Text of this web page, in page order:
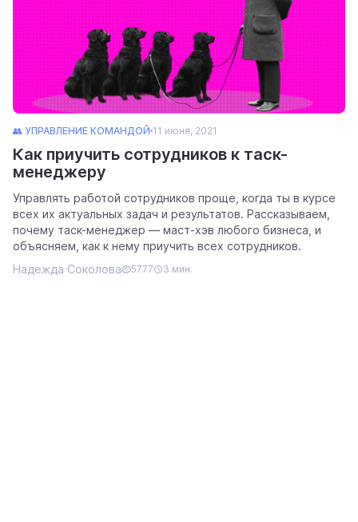
👥 УПРАВЛЕНИЕ КОМАНДОЙ 11 июня, 2021
Как приучить сотрудников к таск-
менеджеру
Управлять работой сотрудников проще, когда ты в курсе
всех их актуальных задач и результатов. Рассказываем,
почему таск-менеджер — маст-хэв любого бизнеса, и
объясняем, как к нему приучить всех сотрудников.
Надежда Соколова
5777 3 мин.